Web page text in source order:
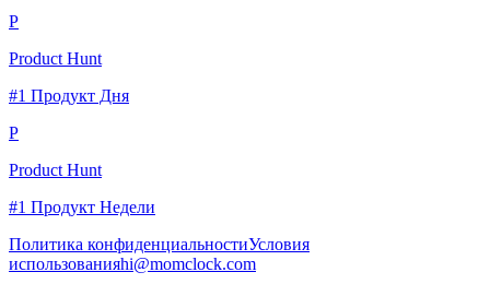
P
Product Hunt
#1 Продукт Дня
P
Product Hunt
#1 Продукт Недели
Политика конфиденциальностиУсловия
использованияhi@momclock.com